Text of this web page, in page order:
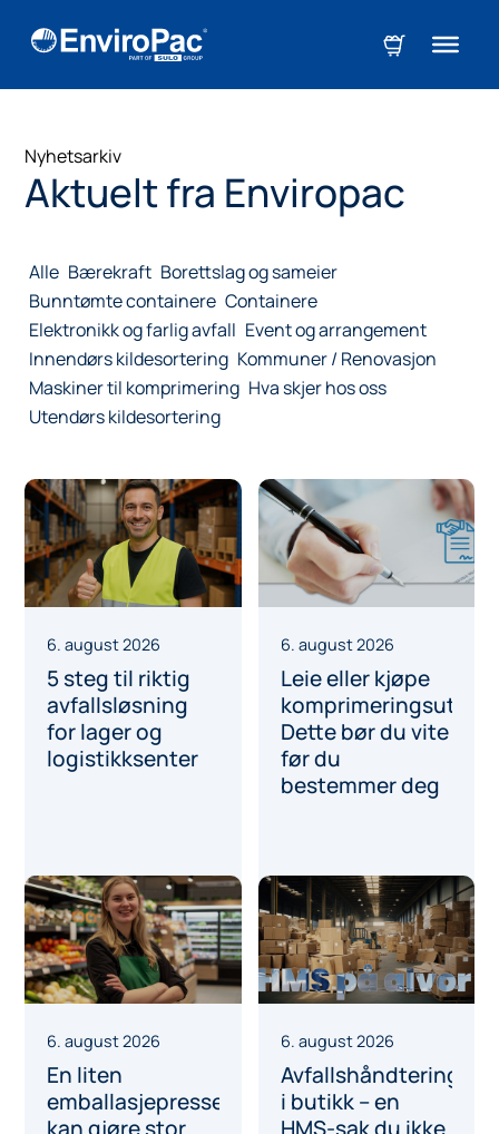
Nyhetsarkiv
Aktuelt fra Enviropac
Alle Bærekraft Borettslag og sameier
Bunntømte containere Containere
Elektronikk og farlig avfall Event og arrangement
Innendørs kildesortering Kommuner / Renovasjon
Maskiner til komprimering Hva skjer hos oss
Utendørs kildesortering
6. august 2026
5 steg til riktig
avfallsløsning
for lager og
logistikksenter
6. august 2026
Leie eller kjøpe
Dette bør du vite
før du
bestemmer deg
6. august 2026
En liten
emballasjepresse
kan gjøre stor
6. august 2026
Avfallshåndtering
i butikk – en
HMS-sak du ikke